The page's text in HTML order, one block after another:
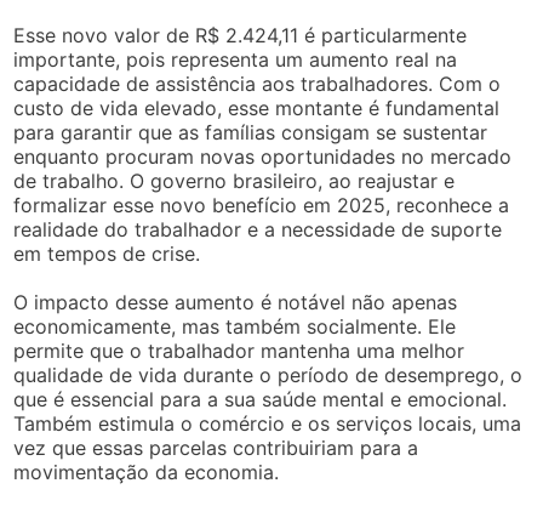
Esse novo valor de R$ 2.424,11 é particularmente
importante, pois representa um aumento real na
capacidade de assistência aos trabalhadores. Com o
custo de vida elevado, esse montante é fundamental
para garantir que as famílias consigam se sustentar
enquanto procuram novas oportunidades no mercado
de trabalho. O governo brasileiro, ao reajustar e
formalizar esse novo benefício em 2025, reconhece a
realidade do trabalhador e a necessidade de suporte
em tempos de crise.
O impacto desse aumento é notável não apenas
economicamente, mas também socialmente. Ele
permite que o trabalhador mantenha uma melhor
qualidade de vida durante o período de desemprego, o
que é essencial para a sua saúde mental e emocional.
Também estimula o comércio e os serviços locais, uma
vez que essas parcelas contribuiriam para a
movimentação da economia.